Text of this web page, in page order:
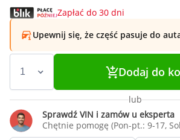
Zapłać do 30 dni
Upewnij się, że część pasuje do
Dodaj do
lub
Sprawdź VIN i zamów u eksperta
Chętnie pomogę (Pon-pt.: 9-17,